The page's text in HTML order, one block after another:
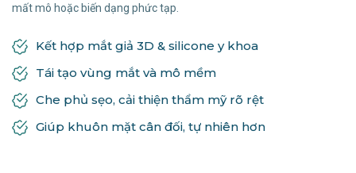
mất mô hoặc biến dạng phức tạp.
Kết hợp mắt giả 3D & silicone y khoa
Tái tạo vùng mắt và mô mềm
Che phủ sẹo, cải thiện thẩm mỹ rõ rệt
Giúp khuôn mặt cân đối, tự nhiên hơn